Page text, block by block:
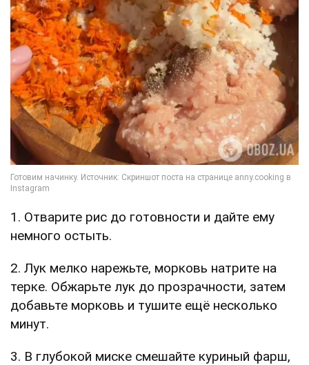
1. Отварите рис до готовности и дайте ему
немного остыть.
2. Лук мелко нарежьте, морковь натрите на
терке. Обжарьте лук до прозрачности, затем
добавьте морковь и тушите ещё несколько
минут.
3. В глубокой миске смешайте куриный фарш,